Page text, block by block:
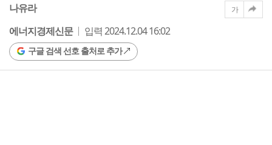
나유라
에너지경제신문
입력 2024.12.04 16:02
구글 검색 선호 출처로 추가
가